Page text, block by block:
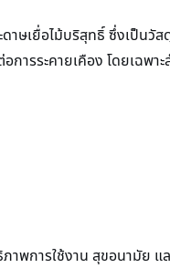
ษเยื่อไม้บริสุทธิ์ ซึ่งเป็นวั
รระคายเคือง โดยเฉพา
พการใช้งาน สุขอนามัย แ